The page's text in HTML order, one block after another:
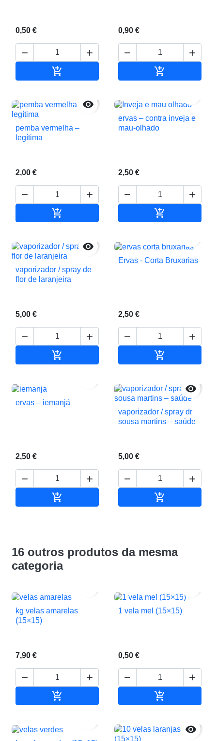
0,50 €
 

0,90 €
 


pemba vermelha –
legítima
2,00 €
 

ervas – contra inveja e
mau-olhado
2,50 €
 


vaporizador / spray de
flor de laranjeira
5,00 €
 

Ervas - Corta Bruxarias
2,50 €
 

ervas – iemanjá
2,50 €
 


vaporizador / spray dr
sousa martins – saúde
5,00 €
 

16 outros produtos da mesma
categoria
kg velas amarelas
(15×15)
7,90 €
 

1 vela mel (15×15)
0,50 €
 

